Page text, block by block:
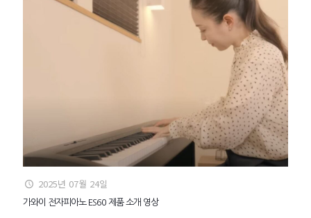
2025년 07월 24일
가와이 전자피아노 ES60 제품 소개 영상